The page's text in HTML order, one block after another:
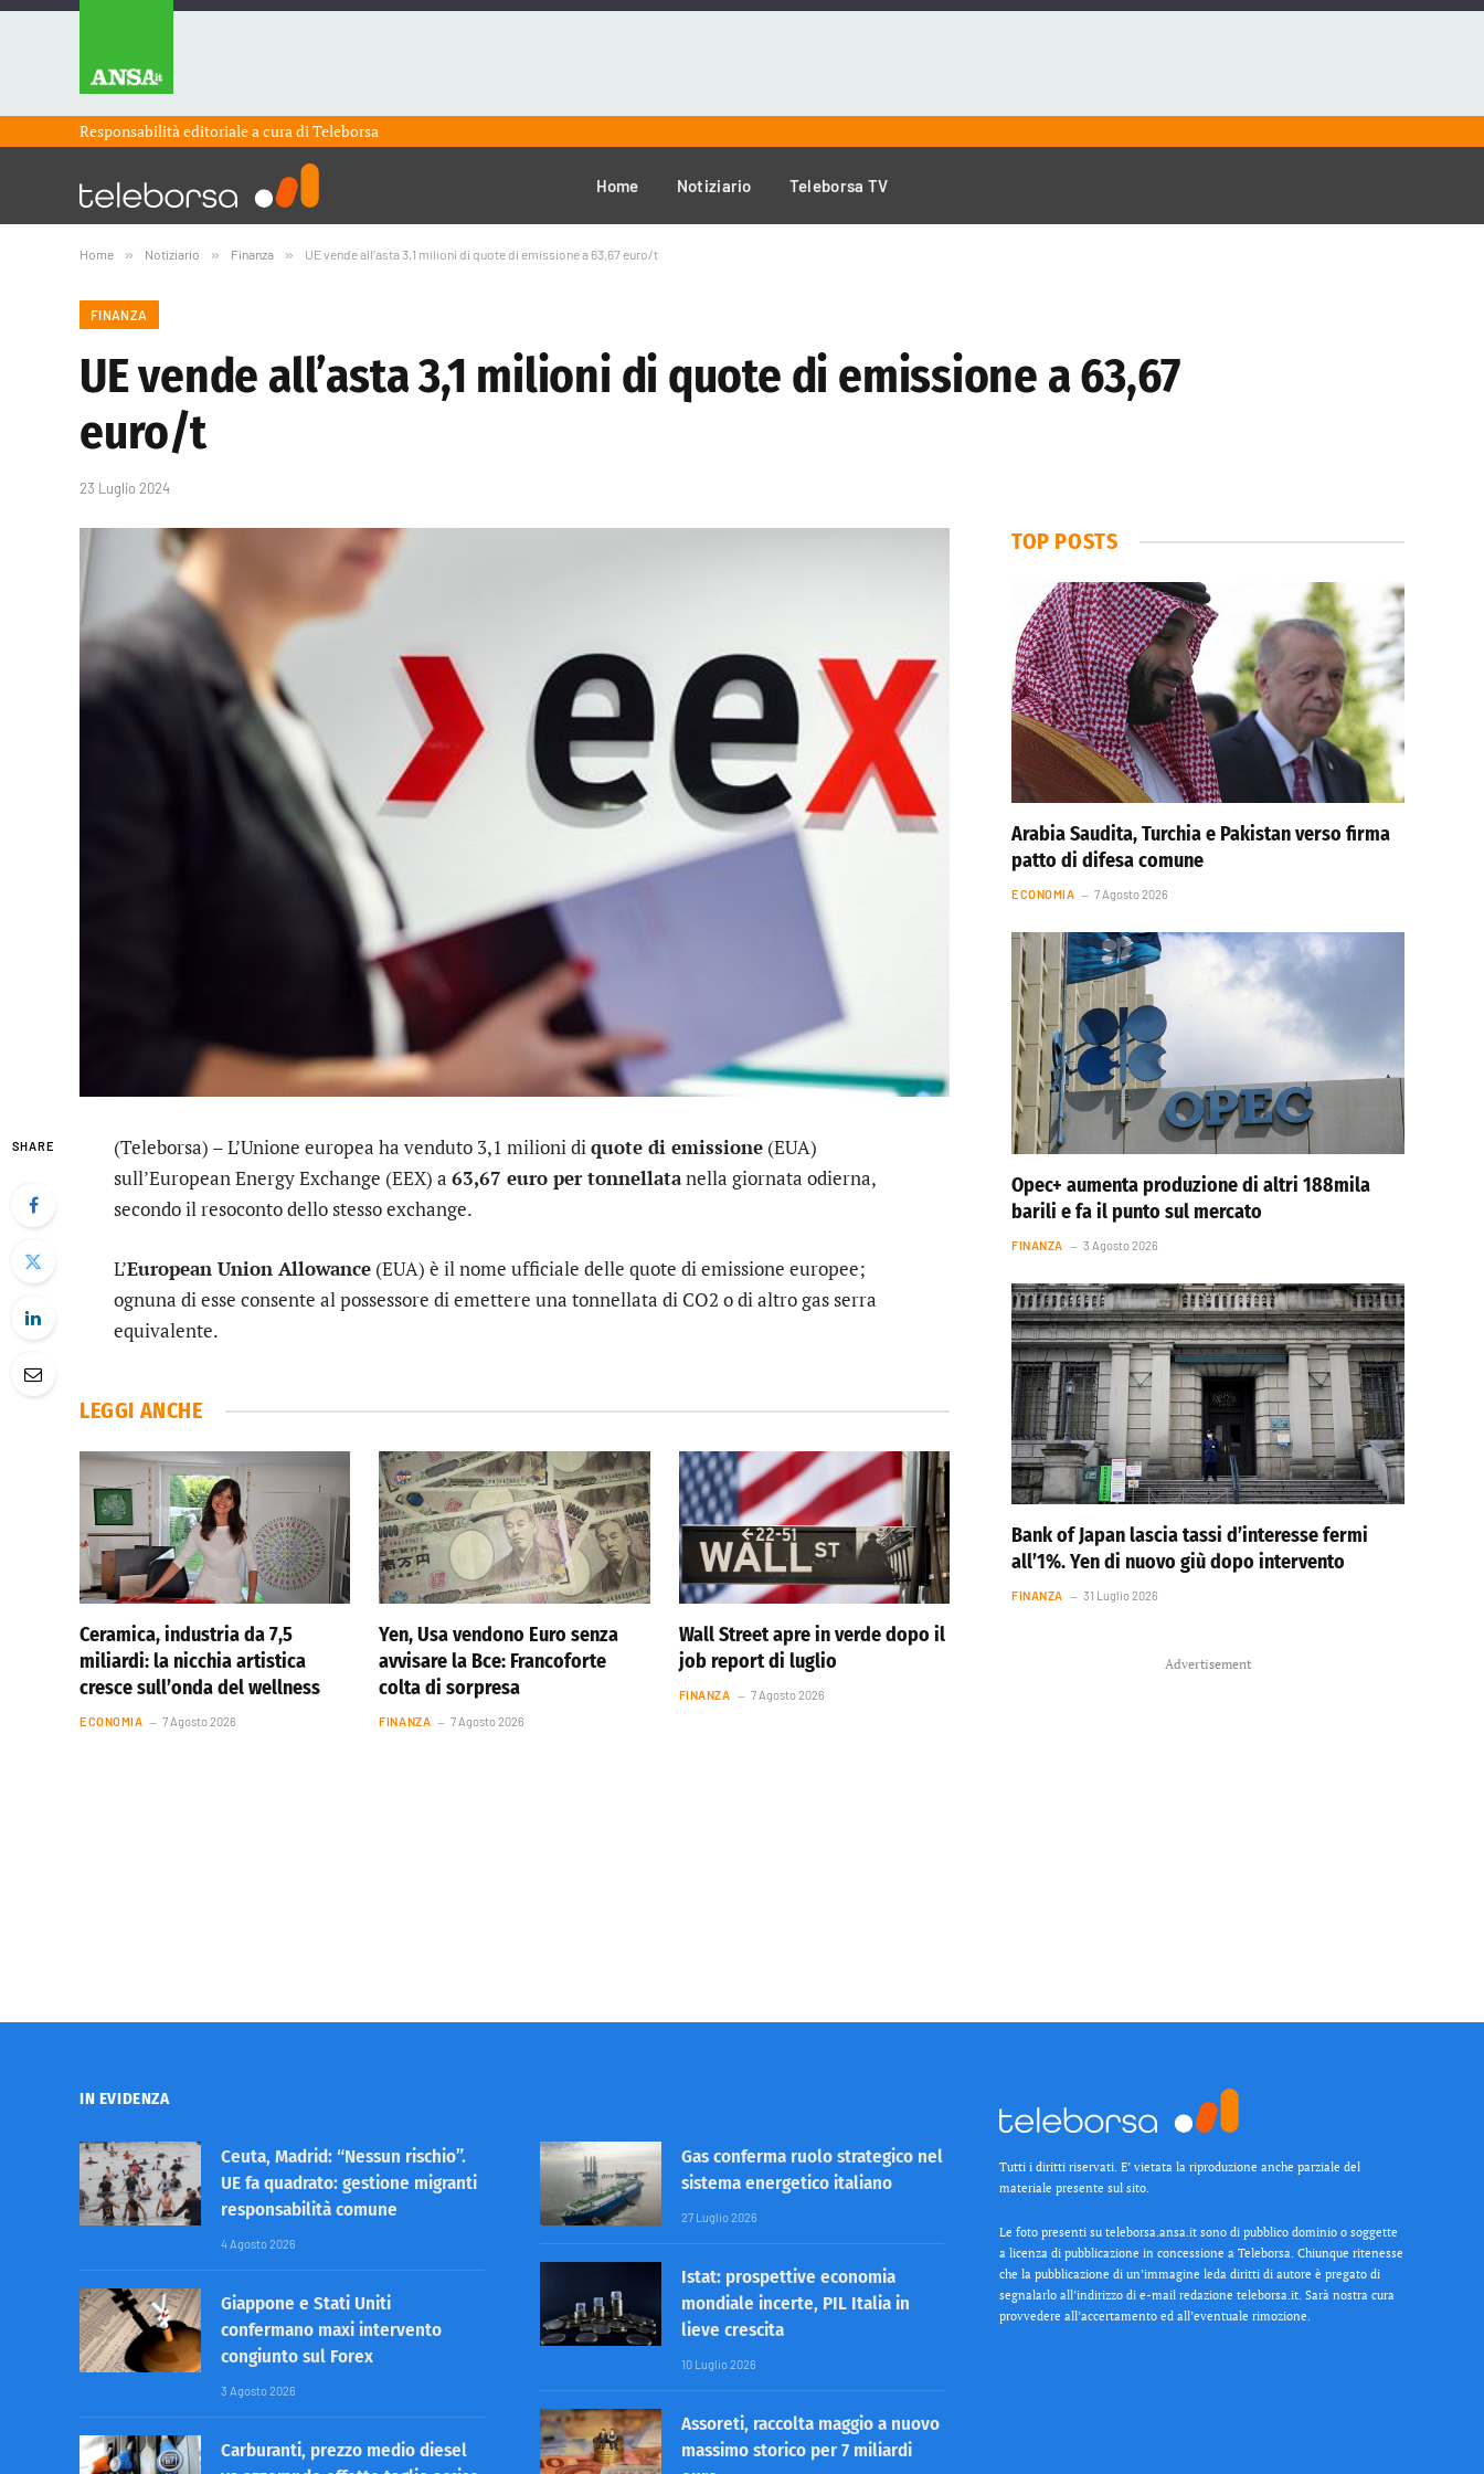
Responsabilità editoriale a cura diTeleborsa
Home Notiziario Teleborsa TV
Home » Notiziario » Finanza » UE vende all’asta 3,1 milioni di quote di emissione a 63,67 euro/t
FINANZA
UE vende all’asta 3,1 milioni di quote di emissione a 63,67
euro/t
23 Luglio 2024
SHARE (Teleborsa) – L’Unione europea ha venduto 3,1 milioni diquote di emissione (EUA)
sull’European Energy Exchange (EEX) a 63,67 euro per tonnellatanella giornata odierna,
secondo il resoconto dello stesso exchange.
L’European Union Allowance (EUA) è il nome ufficiale delle quote di emissione europee;
ognuna di esse consente al possessore di emettere una tonnellata di CO2 o di altro gas serra
equivalente.
LEGGI ANCHE
Ceramica, industria da 7,5
miliardi: la nicchia artistica
cresce sull’onda del wellness
ECONOMIA 7 Agosto 2026
Yen, Usa vendono Euro senza
avvisare la Bce: Francoforte
colta di sorpresa
FINANZA 7 Agosto 2026
Wall Street apre in verde dopo il
job report di luglio
FINANZA 7 Agosto 2026
TOP POSTS
Arabia Saudita, Turchia e Pakistan verso firma
patto di difesa comune
ECONOMIA 7 Agosto 2026
Opec+ aumenta produzione di altri 188mila
barili e fa il punto sul mercato
FINANZA 3 Agosto 2026
Bank of Japan lascia tassi d’interesse fermi
all’1%. Yen di nuovo giù dopo intervento
FINANZA 31 Luglio 2026
Advertisement
IN EVIDENZA
Ceuta, Madrid: “Nessun rischio”.
UE fa quadrato: gestione migranti
responsabilità comune
4 Agosto 2026
Giappone e Stati Uniti
confermano maxi intervento
congiunto sul Forex
3 Agosto 2026
Carburanti, prezzo medio diesel
Gas conferma ruolo strategico nel
sistema energetico italiano
27 Luglio 2026
Istat: prospettive economia
mondiale incerte, PIL Italia in
lieve crescita
10 Luglio 2026
Assoreti, raccolta maggio a nuovo
massimo storico per 7 miliardi
Tutti i diritti riservati. E’ vietata la riproduzione anche parziale del
materiale presente sul sito.
Le foto presenti su teleborsa.ansa.it sono di pubblico dominio o soggette
a licenza di pubblicazione in concessione a Teleborsa. Chiunque ritenesse
che la pubblicazione di un’immagine leda diritti di autore è pregato di
segnalarlo all’indirizzo di e-mail redazione teleborsa.it. Sarà nostra cura
provvedere all’accertamento ed all’eventuale rimozione.